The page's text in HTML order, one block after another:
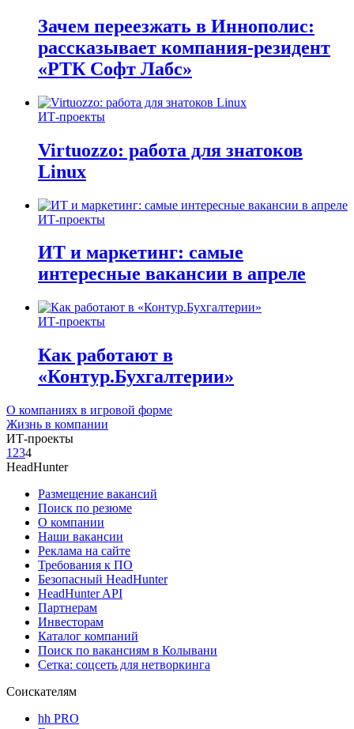
Зачем переезжать в Иннополис:
рассказывает компания-резидент
«РТК Софт Лабс»
ИТ-проекты
Virtuozzo: работа для знатоков
Linux
ИТ-проекты
ИТ и маркетинг: самые
интересные вакансии в апреле
ИТ-проекты
Как работают в
«Контур.Бухгалтерии»
О компаниях в игровой форме
Жизнь в компании
ИТ-проекты
1 234
HeadHunter
Размещение вакансий
Поиск по резюме
О компании
Наши вакансии
Реклама на сайте
Требования к ПО
Безопасный HeadHunter
HeadHunter API
Партнерам
Инвесторам
Каталог компаний
Поиск по вакансиям в Колывани
Сетка: соцсеть для нетворкинга
Соискателям
hh PRO